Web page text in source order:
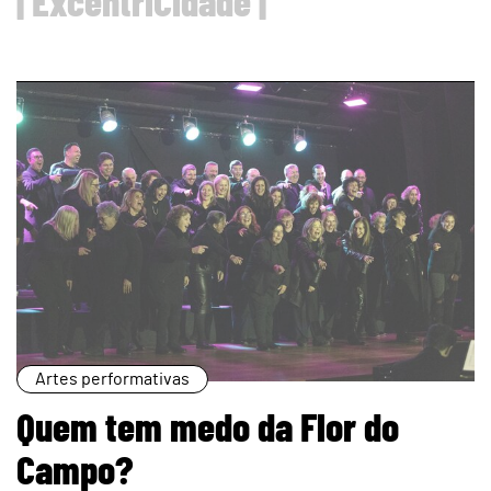
page
Artes performativas
Quem tem medo da Flor do
Campo?